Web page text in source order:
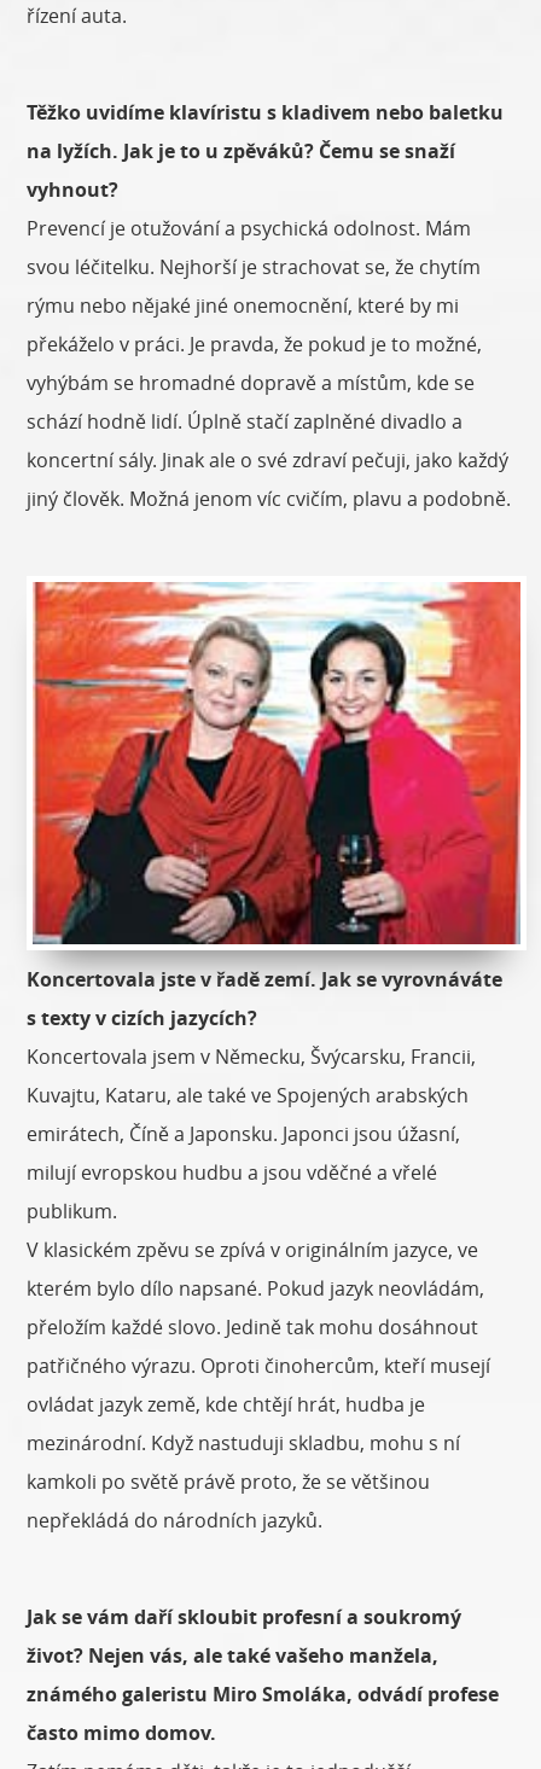
řízení auta.
Těžko uvidíme klavíristu s kladivem nebo baletku
na lyžích. Jak je to u zpěváků? Čemu se snaží
vyhnout?
Prevencí je otužování a psychická odolnost. Mám
svou léčitelku. Nejhorší je strachovat se, že chytím
rýmu nebo nějaké jiné onemocnění, které by mi
překáželo v práci. Je pravda, že pokud je to možné,
vyhýbám se hromadné dopravě a místům, kde se
schází hodně lidí. Úplně stačí zaplněné divadlo a
koncertní sály. Jinak ale o své zdraví pečuji, jako každý
jiný člověk. Možná jenom víc cvičím, plavu a podobně.
Koncertovala jste v řadě zemí. Jak se vyrovnáváte
s texty v cizích jazycích?
Koncertovala jsem v Německu, Švýcarsku, Francii,
Kuvajtu, Kataru, ale také ve Spojených arabských
emirátech, Číně a Japonsku. Japonci jsou úžasní,
milují evropskou hudbu a jsou vděčné a vřelé
publikum.
V klasickém zpěvu se zpívá v originálním jazyce, ve
kterém bylo dílo napsané. Pokud jazyk neovládám,
přeložím každé slovo. Jedině tak mohu dosáhnout
patřičného výrazu. Oproti činohercům, kteří musejí
ovládat jazyk země, kde chtějí hrát, hudba je
mezinárodní. Když nastuduji skladbu, mohu s ní
kamkoli po světě právě proto, že se většinou
nepřekládá do národních jazyků.
Jak se vám daří skloubit profesní a soukromý
život? Nejen vás, ale také vašeho manžela,
známého galeristu Miro Smoláka, odvádí profese
často mimo domov.